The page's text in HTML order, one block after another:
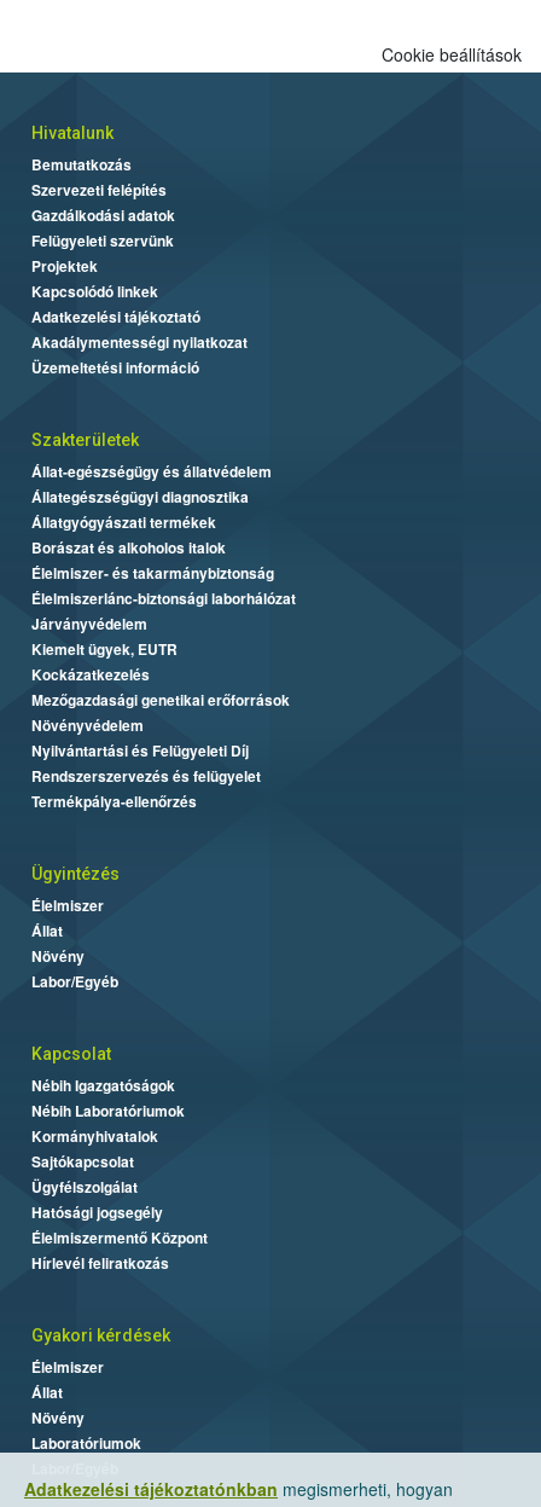
Adatkezelési tájékoztatónkban megismerheti, hogyan
Cookie beállítások
Hivatalunk
Bemutatkozás
Szervezeti felépítés
Gazdálkodási adatok
Felügyeleti szervünk
Projektek
Kapcsolódó linkek
Adatkezelési tájékoztató
Akadálymentességi nyilatkozat
Üzemeltetési információ
Szakterületek
Állat-egészségügy és állatvédelem
Állategészségügyi diagnosztika
Állatgyógyászati termékek
Borászat és alkoholos italok
Élelmiszer- és takarmánybiztonság
Élelmiszerlánc-biztonsági laborhálózat
Járványvédelem
Kiemelt ügyek, EUTR
Kockázatkezelés
Mezőgazdasági genetikai erőforrások
Növényvédelem
Nyilvántartási és Felügyeleti Díj
Rendszerszervezés és felügyelet
Termékpálya-ellenőrzés
Ügyintézés
Élelmiszer
Állat
Növény
Labor/Egyéb
Kapcsolat
Nébih Igazgatóságok
Nébih Laboratóriumok
Kormányhivatalok
Sajtókapcsolat
Ügyfélszolgálat
Hatósági jogsegély
Élelmiszermentő Központ
Hírlevél feliratkozás
Gyakori kérdések
Élelmiszer
Állat
Növény
Laboratóriumok